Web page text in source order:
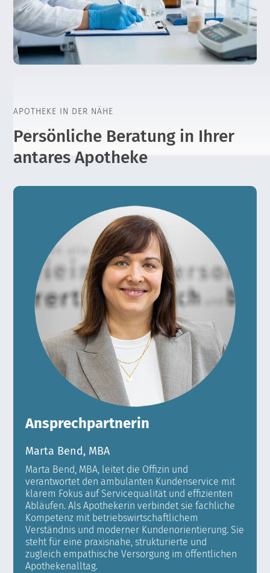
APOTHEKE IN DER NÄHE
Persönliche Beratung in Ihrer
antares Apotheke
Ansprechpartnerin
Marta Bend, MBA
Marta Bend, MBA, leitet die Offizin und
verantwortet den ambulanten Kundenservice mit
klarem Fokus auf Servicequalität und effizienten
Abläufen. Als Apothekerin verbindet sie fachliche
Kompetenz mit betriebswirtschaftlichem
Verständnis und moderner Kundenorientierung. Sie
steht für eine praxisnahe, strukturierte und
zugleich empathische Versorgung im öffentlichen
Apothekenalltag.